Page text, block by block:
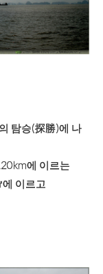
탐승(探勝)에 나
에 이르는
이르고